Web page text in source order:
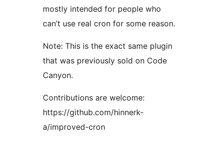
mostly intended for people who
can’t use real cron for some reason.
Note: This is the exact same plugin
that was previously sold on Code
Canyon.
Contributions are welcome:
https://github.com/hinnerk-
a/improved-cron